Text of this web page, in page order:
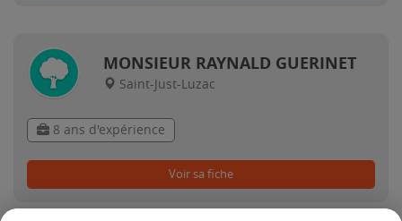
MONSIEUR RAYNALD GUERINET
Saint-Just-Luzac
8 ans d'expérience
Voir sa fiche